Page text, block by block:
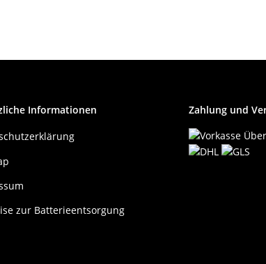
Informationen
zur Batterieentsorgung
Zahlung und